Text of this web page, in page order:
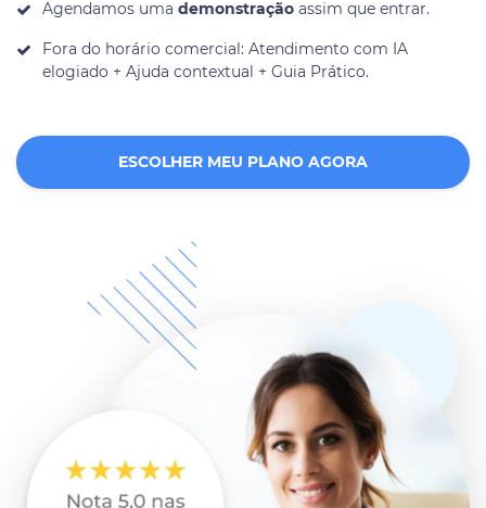
Agendamos uma demonstração assim que entrar.
Fora do horário comercial: Atendimento com IA
elogiado + Ajuda contextual + Guia Prático.
ESCOLHER MEU PLANO AGORA